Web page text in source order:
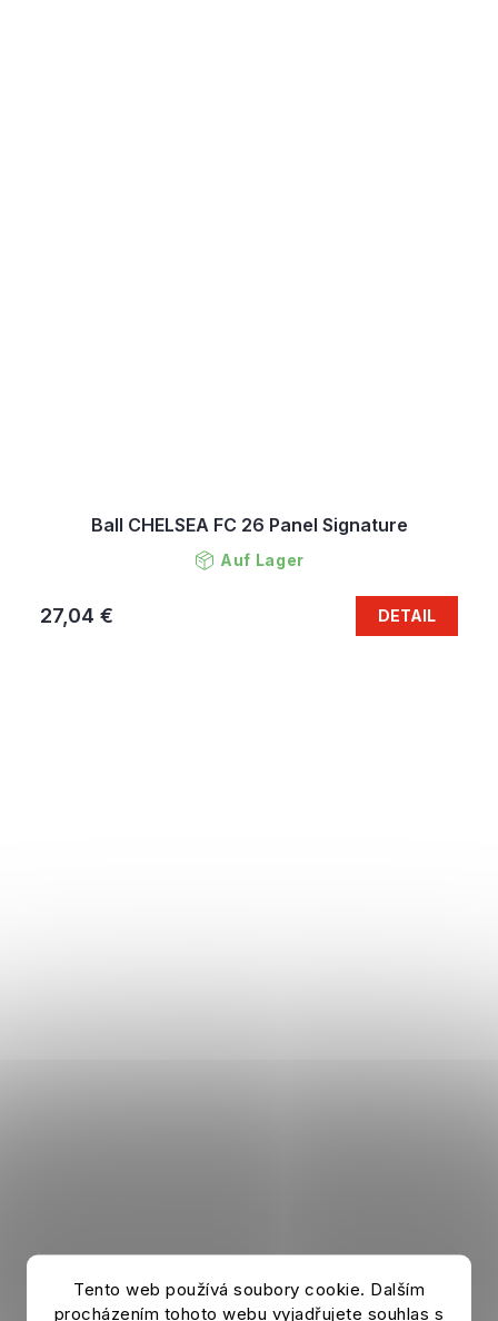
Tento web používá soubory cookie. Dalším
procházením tohoto webu vyjadřujete souhlas s
Ball CHELSEA FC 26 Panel Signature
Auf Lager
27,04 € DETAIL
Ball CHELSEA FC Tracer